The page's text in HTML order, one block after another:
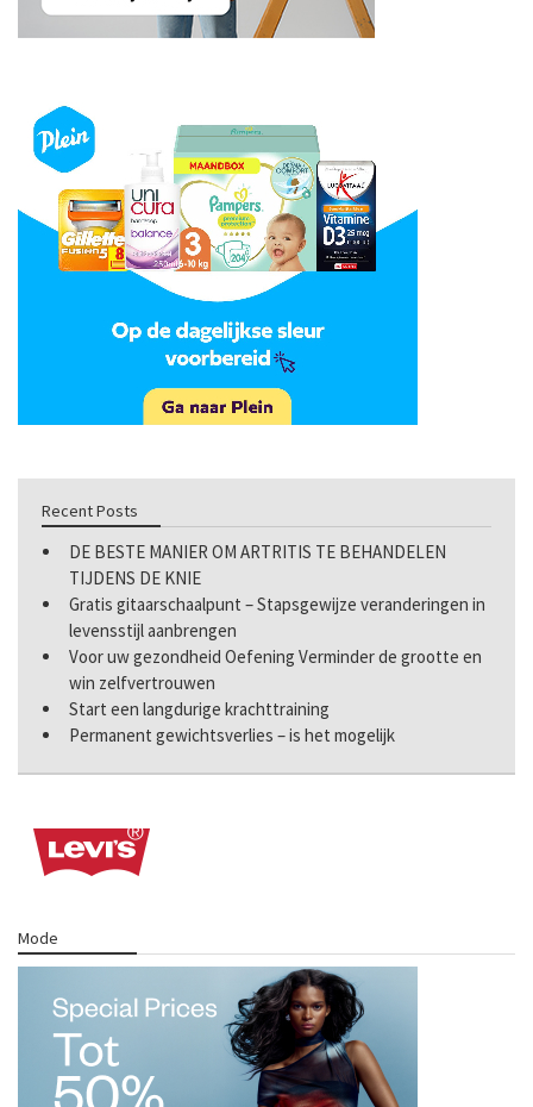
Recent Posts
DE BESTE MANIER OM ARTRITIS TE BEHANDELEN
TIJDENS DE KNIE
Gratis gitaarschaalpunt – Stapsgewijze veranderingen in
levensstijl aanbrengen
Voor uw gezondheid Oefening Verminder de grootte en
win zelfvertrouwen
Start een langdurige krachttraining
Permanent gewichtsverlies – is het mogelijk
Mode